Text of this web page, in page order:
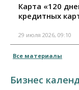
Карта «120
кредитных
29 июля 2026, 09:10
Все материалы
Бизнес